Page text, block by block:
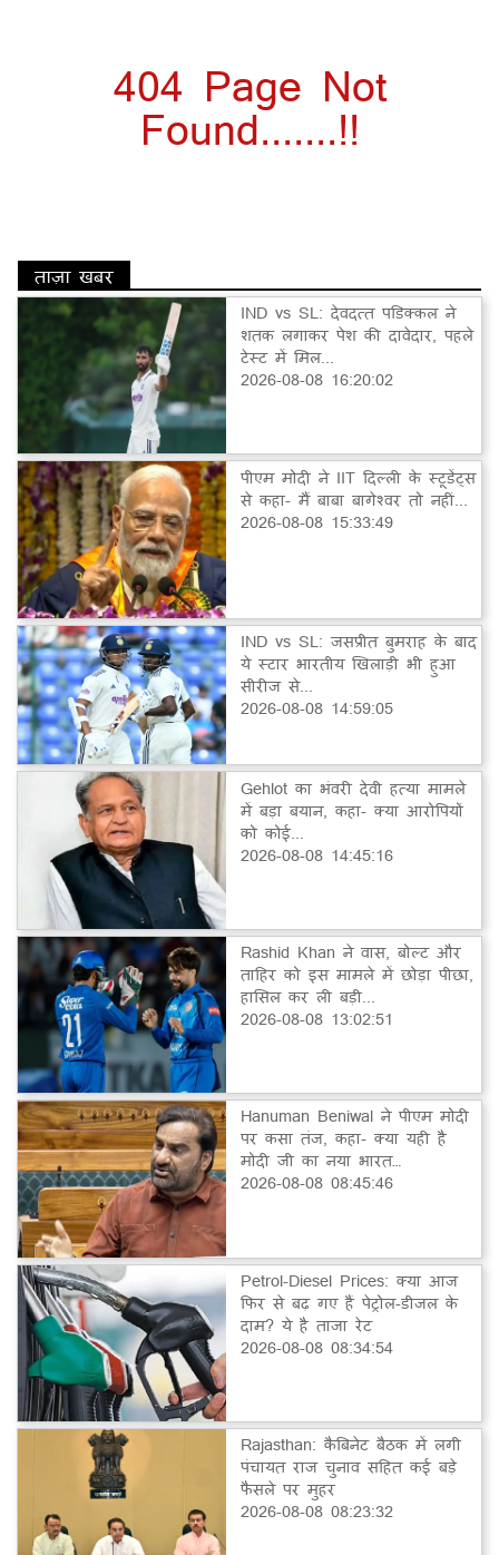
404 Page Not
Found.......!!
ताज़ा खबर
IND vs SL: देवदत्त पडिक्कल ने
शतक लगाकर पेश की दावेदार, पहले
टेस्ट में मिल...
2026-08-08 16:20:02
पीएम मोदी ने IIT दिल्ली के स्टूडेंट्स
से कहा- मैं बाबा बागेश्वर तो नहीं...
2026-08-08 15:33:49
IND vs SL: जसप्रीत बुमराह के बाद
ये स्टार भारतीय खिलाड़ी भी हुआ
सीरीज से...
2026-08-08 14:59:05
Gehlot का भंवरी देवी हत्या मामले
में बड़ा बयान, कहा- क्या आरोपियों
को कोई...
2026-08-08 14:45:16
Rashid Khan ने वास, बोल्ट और
ताहिर को इस मामले में छोड़ा पीछा,
हासिल कर ली बड़ी...
2026-08-08 13:02:51
Hanuman Beniwal ने पीएम मोदी
पर कसा तंज, कहा- क्या यही है
मोदी जी का नया भारत…
2026-08-08 08:45:46
Petrol-Diesel Prices: क्या आज
फिर से बढ़ गए हैं पेट्रोल-डीजल के
दाम? ये है ताजा रेट
2026-08-08 08:34:54
Rajasthan: कैबिनेट बैठक में लगी
पंचायत राज चुनाव सहित कई बड़े
फैसले पर मुहर
2026-08-08 08:23:32